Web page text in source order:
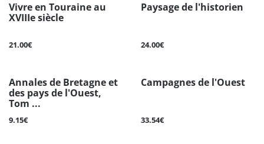
Vivre en Touraine au
XVIIIe siècle
21.00€
Paysage de l'historien
24.00€
Annales de Bretagne et
des pays de l'Ouest,
Tom ...
9.15€
Campagnes de l'Ouest
33.54€